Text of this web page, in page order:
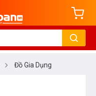
Đồ Gia Dụng